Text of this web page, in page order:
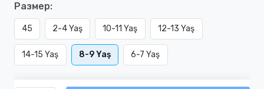
Размер:
45 2-4 Yaş 10-11 Yaş 12-13 Yaş
14-15 Yaş 8-9 Yaş 6-7 Yaş